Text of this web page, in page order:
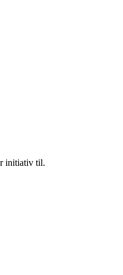
initiativ til.